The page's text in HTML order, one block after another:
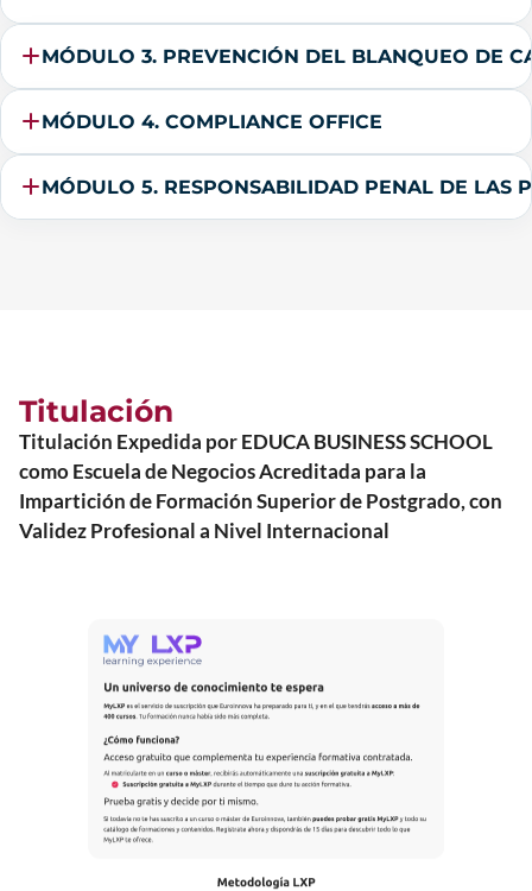
MÓDULO 3. PREVENCIÓN DEL BLANQUEO DE
MÓDULO 4. COMPLIANCE OFFICE
MÓDULO 5. RESPONSABILIDAD PENAL DE LAS
Titulación
Titulación Expedida por EDUCA BUSINESS SCHOOL
como Escuela de Negocios Acreditada para la
Impartición de Formación Superior de Postgrado, con
Validez Profesional a Nivel Internacional